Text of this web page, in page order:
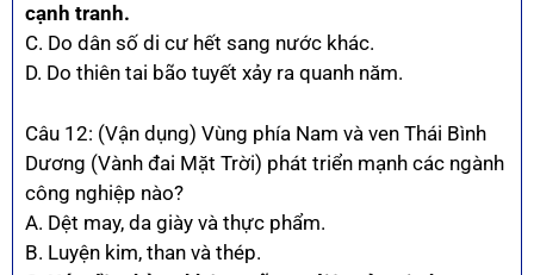
cạnh tranh.
C. Do dân số di cư hết sang nước khác.
D. Do thiên tai bão tuyết xảy ra quanh năm.
Câu 12: (Vận dụng) Vùng phía Nam và ven Thái Bình
Dương (Vành đai Mặt Trời) phát triển mạnh các ngành
công nghiệp nào?
A. Dệt may, da giày và thực phẩm.
B. Luyện kim, than và thép.